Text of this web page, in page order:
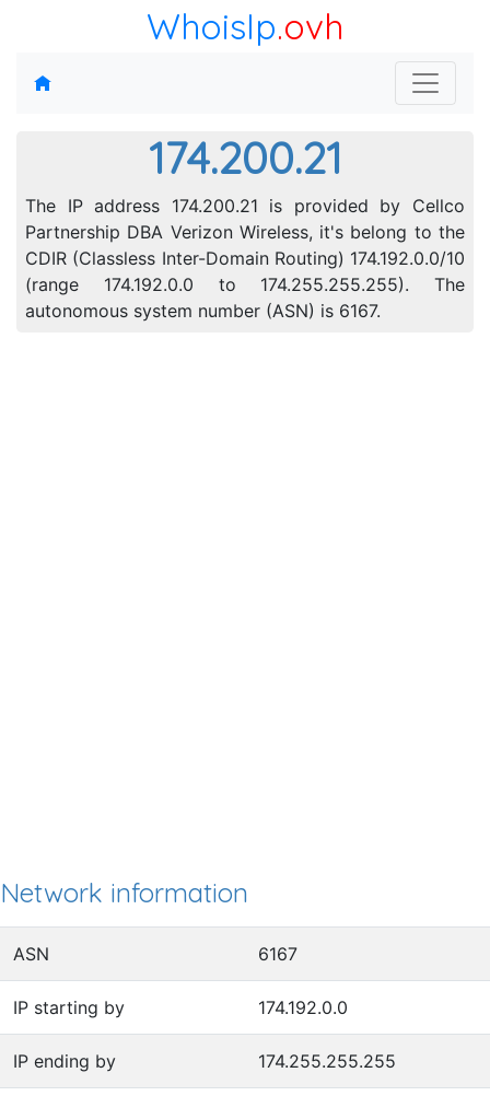
WhoisIp.ovh
174.200.21
The IP address 174.200.21 is provided by Cellco
Partnership DBA Verizon Wireless, it's belong to the
CDIR (Classless Inter-Domain Routing) 174.192.0.0/10
(range 174.192.0.0 to 174.255.255.255). The
autonomous system number (ASN) is 6167.
Network information
ASN 6167
IP starting by 174.192.0.0
IP ending by 174.255.255.255